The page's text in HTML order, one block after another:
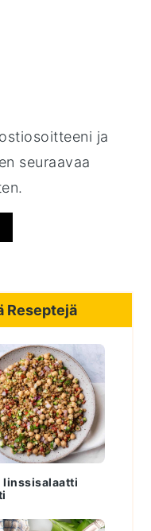
ja
seuraavaa
Reseptejä
linssisalaatti